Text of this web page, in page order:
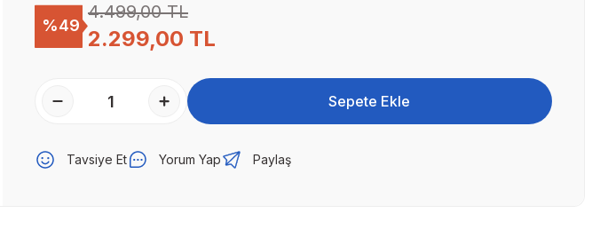
%49
4.499,00 TL
2.299,00 TL
Sepete Ekle
Tavsiye Et Yorum Yap Paylaş